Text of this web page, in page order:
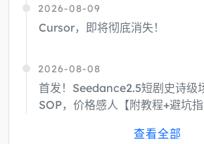
2026-08-09
Cursor，即将彻底消失！
2026-08-08
首发！Seedance2.5短剧史诗级
SOP，价格感人【附教程+避坑指
查看全部